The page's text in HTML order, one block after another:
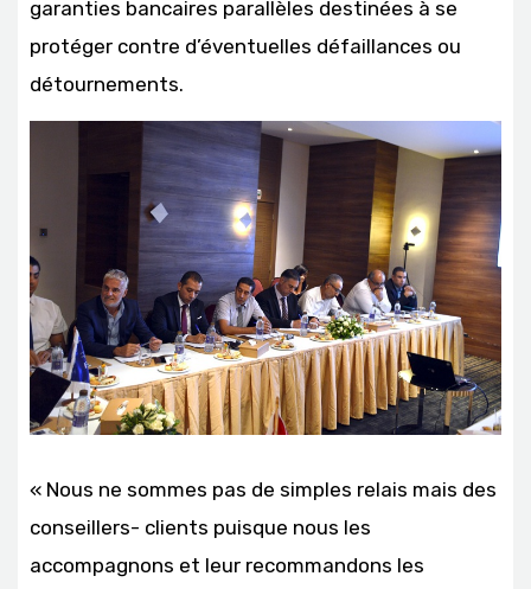
garanties bancaires parallèles destinées à se
protéger contre d’éventuelles défaillances ou
détournements.
« Nous ne sommes pas de simples relais mais des
conseillers- clients puisque nous les
accompagnons et leur recommandons les